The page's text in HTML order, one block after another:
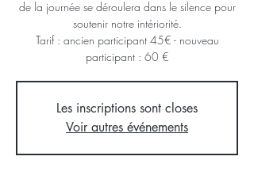
de la journée se déroulera dans le silence pour
soutenir notre intériorité.
Tarif : ancien participant 45€ - nouveau
participant : 60 €
Les inscriptions sont closes
Voir autres événements